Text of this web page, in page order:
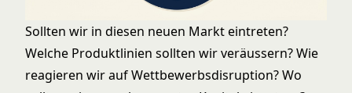
Sollten wir in diesen neuen Markt eintreten?
Welche Produktlinien sollten wir veräussern? Wie
reagieren wir auf Wettbewerbsdisruption? Wo